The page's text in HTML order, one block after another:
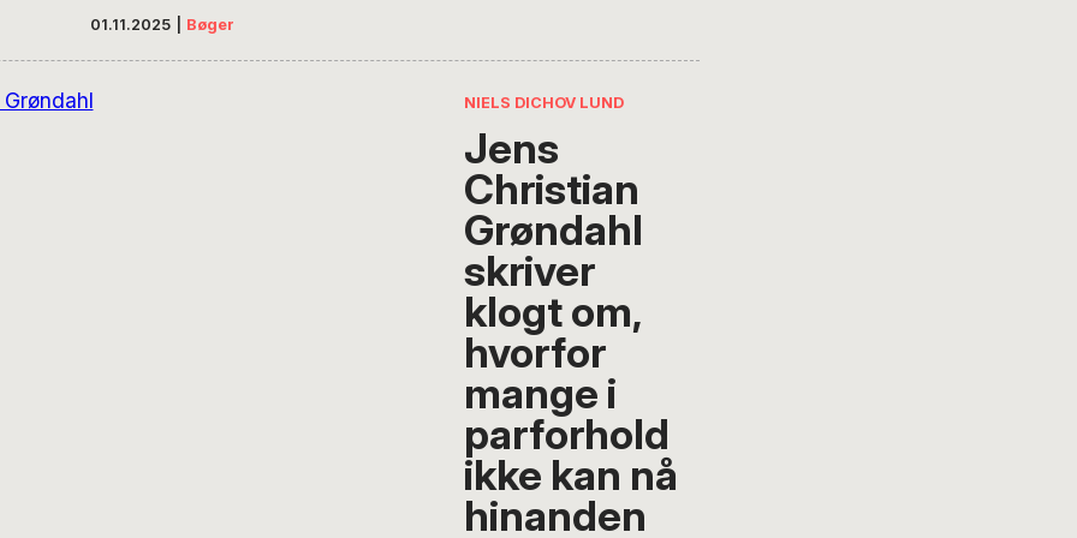
01.11.2025 Bøger
NIELS DICHOV LUND
Jens
Christian
Grøndahl
skriver
klogt om,
hvorfor
mange i
parforhold
ikke kan nå
hinanden